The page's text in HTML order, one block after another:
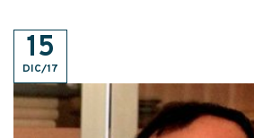
15
DIC/17